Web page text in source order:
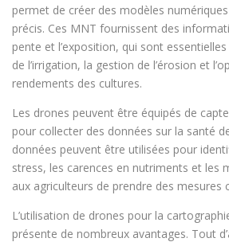
permet de créer des modèles
précis. Ces MNT fournissent des
pente et l’exposition, qui sont
de l’irrigation, la gestion de l’érosion et
rendements des cultures.
Les drones peuvent être équipés de
pour collecter des données sur la santé
données peuvent être utilisées pour
stress, les carences en nutriments et les
aux agriculteurs de prendre des mesures
L’utilisation de drones pour la
présente de nombreux avantages. Tout